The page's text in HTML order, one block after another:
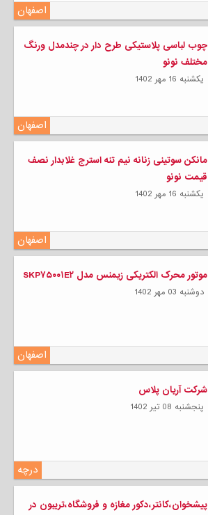
اصفهان
چوب لباسی پلاستیکی طرح دار در چندمدل ورنگ
مختلف نونو
يكشنبه 16 مهر 1402
اصفهان
مانکن سوتینی زنانه نیم تنه استرج غلابدار نصف
قیمت نونو
يكشنبه 16 مهر 1402
اصفهان
موتور محرک الکتریکی زیمنس مدل SKP۷۵۰۰۱E۲
دوشنبه 03 مهر 1402
اصفهان
شرکت آریان پلاس
پنجشنبه 08 تیر 1402
درچه
پیشخوان،کانتر،دکور مغازه و فروشگاه،تریبون در